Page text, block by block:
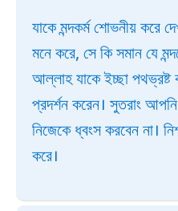
যাকে মন্দকর্ম শোভনীয় করে
মনে করে, সে কি সমান যে
আল্লাহ যাকে ইচ্ছা
প্রদর্শন করেন। সুতরাং
নিজেকে ধ্বংস করবেন না।
করে।